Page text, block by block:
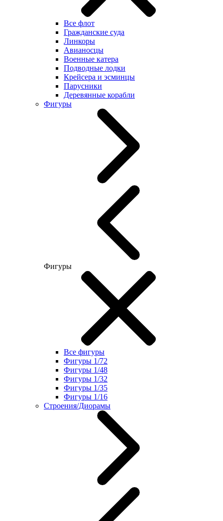
Все флот
Гражданские суда
Линкоры
Авианосцы
Военные катера
Подводные лодки
Крейсера и эсминцы
Парусники
Деревянные корабли
Фигуры
Фигуры
Все фигуры
Фигуры 1/72
Фигуры 1/48
Фигуры 1/32
Фигуры 1/35
Фигуры 1/16
Строения/Диорамы